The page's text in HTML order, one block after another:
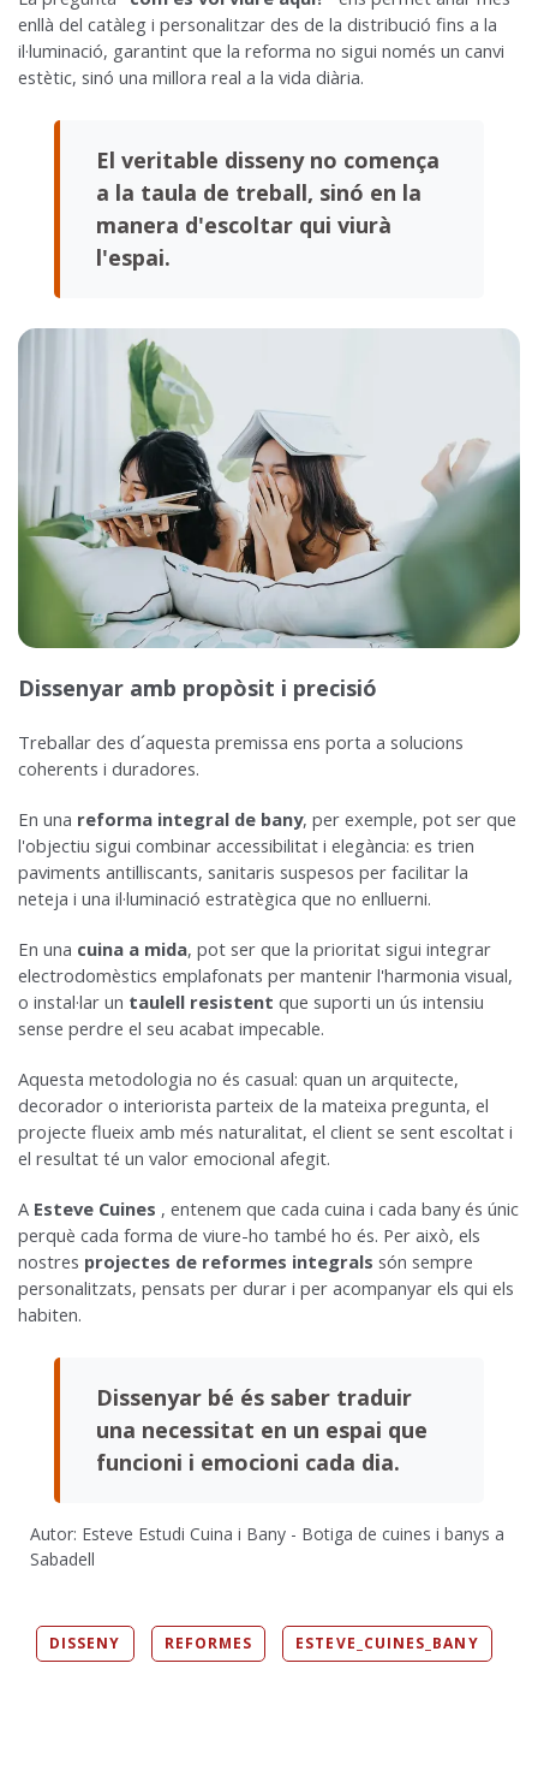
enllà del catàleg i personalitzar des de la distribució fins a la
il·luminació, garantint que la reforma no sigui només un canvi
estètic, sinó una millora real a la vida diària.
El veritable disseny no comença
a la taula de treball, sinó en la
manera d'escoltar qui viurà
l'espai.
Dissenyar amb propòsit i precisió
Treballar des d´aquesta premissa ens porta a solucions
coherents i duradores.
En una reforma integral de bany, per exemple, pot ser que
l'objectiu sigui combinar accessibilitat i elegància: es trien
paviments antilliscants, sanitaris suspesos per facilitar la
neteja i una il·luminació estratègica que no enlluerni.
En una cuina a mida, pot ser que la prioritat sigui integrar
electrodomèstics emplafonats per mantenir l'harmonia visual,
o instal·lar un taulell resistent que suporti un ús intensiu
sense perdre el seu acabat impecable.
Aquesta metodologia no és casual: quan un arquitecte,
decorador o interiorista parteix de la mateixa pregunta, el
projecte flueix amb més naturalitat, el client se sent escoltat i
el resultat té un valor emocional afegit.
A Esteve Cuines , entenem que cada cuina i cada bany és únic
perquè cada forma de viure-ho també ho és. Per això, els
nostres projectes de reformes integrals són sempre
personalitzats, pensats per durar i per acompanyar els qui els
habiten.
Dissenyar bé és saber traduir
una necessitat en un espai que
funcioni i emocioni cada dia.
Autor: Esteve Estudi Cuina i Bany - Botiga de cuines i banys a
Sabadell
DISSENY REFORMES ESTEVE_CUINES_BANY